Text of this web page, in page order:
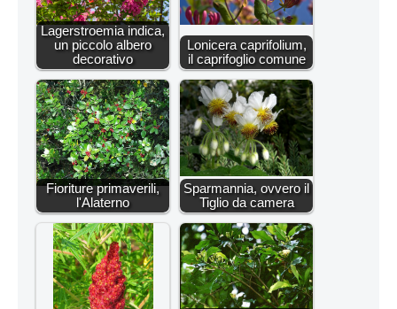
Lagerstroemia indica,
un piccolo albero
decorativo
Lonicera caprifolium,
il caprifoglio comune
Fioriture primaverili,
l'Alaterno
Sparmannia, ovvero il
Tiglio da camera